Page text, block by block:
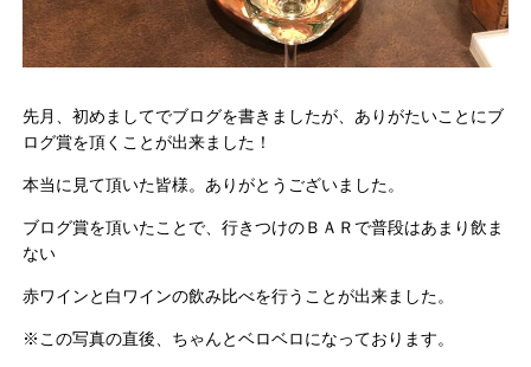
先月、初めましてでブログを書きましたが、ありがたいことにブ
ログ賞を頂くことが出来ました！
本当に見て頂いた皆様。ありがとうございました。
ブログ賞を頂いたことで、行きつけのＢＡＲで普段はあまり飲ま
ない
赤ワインと白ワインの飲み比べを行うことが出来ました。
※この写真の直後、ちゃんとベロベロになっております。